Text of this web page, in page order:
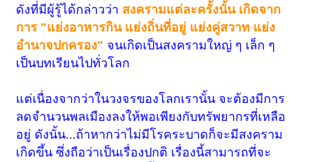
ดังที่มีผู้รู้ได้กล่าวว่า สงครามแต่ละครั้งนั้น เกิดจาก
การ "แย่งอาหารกิน แย่งถิ่นที่อยู่ แย่งคู่สวาท แย่ง
อำนาจปกครอง" จนเกิดเป็นสงครามใหญ่ ๆ เล็ก ๆ
เป็นบทเรียนไปทั่วโลก
แต่เนื่องจากว่าในวงจรของโลกเรานั้น จะต้องมีการ
ลดจำนวนพลเมืองลงให้พอเพียงกับทรัพยากรที่เหลือ
อยู่ ดังนั้น...ถ้าหากว่าไม่มีโรคระบาดก็จะมีสงคราม
เกิดขึ้น ซึ่งถือว่าเป็นเรื่องปกติ เรื่องนี้สามารถที่จะ